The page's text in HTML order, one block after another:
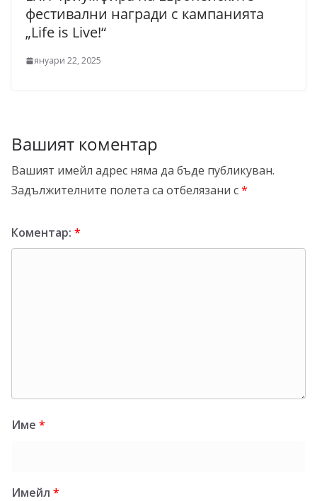
фестивални награди с кампанията
„Life is Live!“
януари 22, 2025
Вашият коментар
Вашият имейл адрес няма да бъде публикуван.
Задължителните полета са отбелязани с*
Коментар: *
Име *
Имейл *